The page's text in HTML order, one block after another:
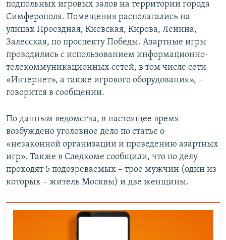
подпольных игровых залов на территории города
Симферополя. Помещения располагались на
улицах Проездная, Киевская, Кирова, Ленина,
Залесская, по проспекту Победы. Азартные игры
проводились с использованием информационно-
телекоммуникационных сетей, в том числе сети
«Интернет», а также игрового оборудования», –
говорится в сообщении.
По данным ведомства, в настоящее время
возбуждено уголовное дело по статье о
«незаконной организации и проведению азартных
игр». Также в Следкоме сообщили, что по делу
проходят 5 подозреваемых – трое мужчин (один из
которых – житель Москвы) и две женщины.